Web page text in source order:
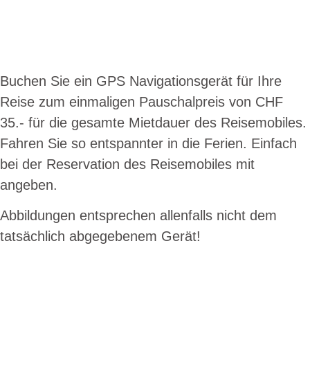
Buchen Sie ein GPS Navigationsgerät für Ihre
Reise zum einmaligen Pauschalpreis von CHF
35.- für die gesamte Mietdauer des Reisemobiles.
Fahren Sie so entspannter in die Ferien. Einfach
bei der Reservation des Reisemobiles mit
angeben.
Abbildungen entsprechen allenfalls nicht dem
tatsächlich abgegebenem Gerät!